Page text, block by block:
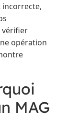
incorrecte,
vérifier
opération
MAG